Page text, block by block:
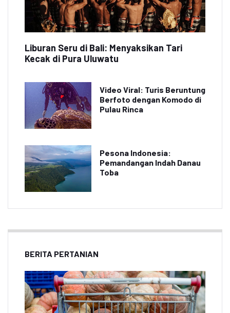
Liburan Seru di Bali: Menyaksikan Tari
Kecak di Pura Uluwatu
Video Viral: Turis Beruntung
Berfoto dengan Komodo di
Pulau Rinca
Pesona Indonesia:
Pemandangan Indah Danau
Toba
BERITA PERTANIAN